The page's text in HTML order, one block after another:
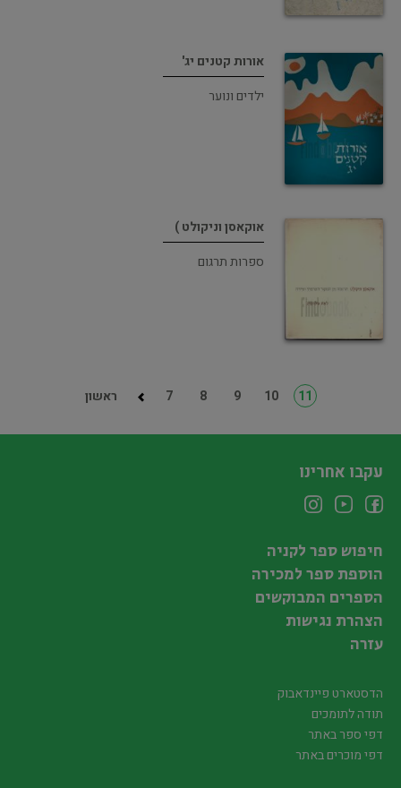
אורות קטנים יג'
ילדים ונוער
אוקאסן וניקולט )
ספרות תרגום
ראשון 7 8 9 10 11
עקבו אחרינו
חיפוש ספר לקניה
הוספת ספר למכירה
הספרים המבוקשים
הצהרת נגישות
עזרה
הדסטארט פיינדאבוק
תודה לתומכים
דפי ספר באתר
דפי מוכרים באתר